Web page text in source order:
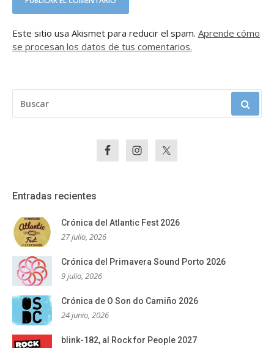
Este sitio usa Akismet para reducir el spam. Aprende cómo
se procesan los datos de tus comentarios.
Entradas recientes
Crónica del Atlantic Fest 2026
27 julio, 2026
Crónica del Primavera Sound Porto 2026
9 julio, 2026
Crónica de O Son do Camiño 2026
24 junio, 2026
blink-182, al Rock for People 2027